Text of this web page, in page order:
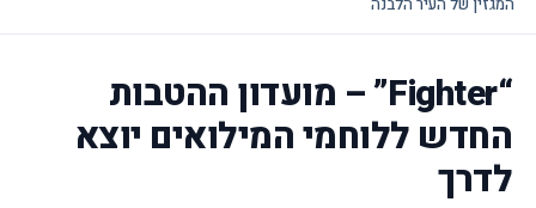
“Fighter” – מועדון ההטבות
החדש ללוחמי המילואים יוצא
לדרך